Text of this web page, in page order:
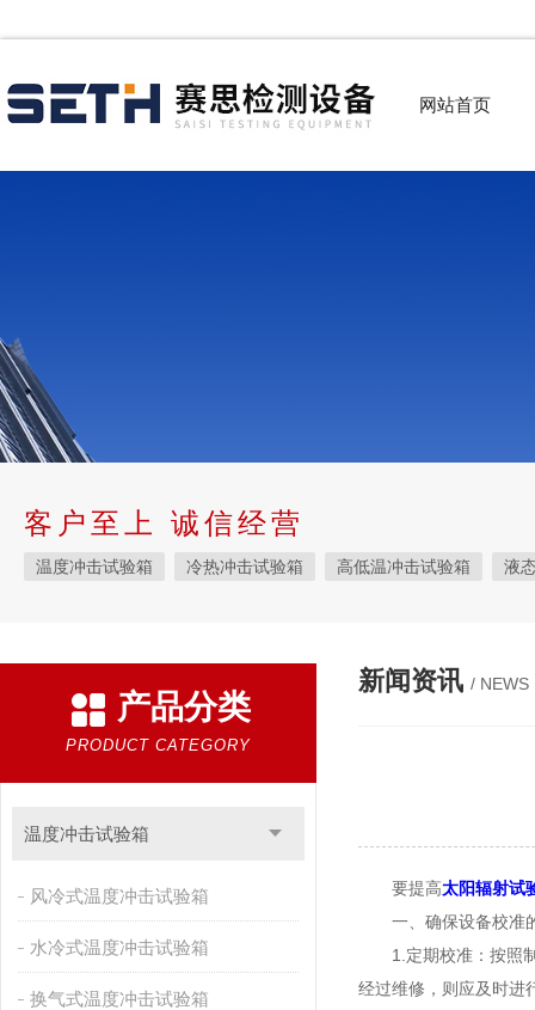
网站首页
客户至上 诚信经营
温度冲击试验箱 冷热冲击试验箱 高低温冲击试验箱 液
霉菌试验箱 应力筛选试验箱 IPX9K淋雨箱 温湿度检定箱
盐雾试验箱 老化试验箱
自然恒温对流试验箱 自动化产线高低温试验箱
新能源专用设备 PCT高压加速老化试验机
绝缘裂化.特性评价系统
产品分类
PRODUCT CATEGORY
温度冲击试验箱
风冷式温度冲击试验箱
水冷式温度冲击试验箱
换气式温度冲击试验箱
新闻资讯 / NEWS
要提高太阳辐射试
一、确保设备校准
1.定期校准：按照制
经过维修，则应及时进